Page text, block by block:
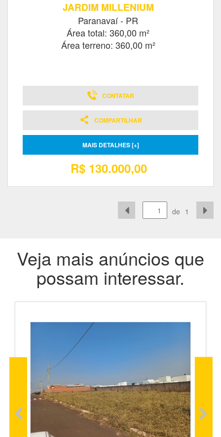
JARDIM MILLENIUM
Paranavaí - PR
Área total: 360,00 m²
Área terreno: 360,00 m²
CONTATAR
COMPARTILHAR
MAIS DETALHES [+]
R$ 130.000,00
de 1
Veja mais anúncios que
possam interessar.